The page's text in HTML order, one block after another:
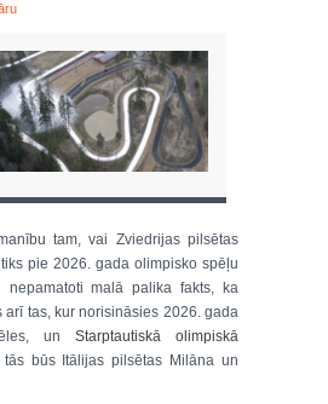
tam, vai Zviedrijas pilsētas
pie 2026. gada olimpisko spēļu
nepamatoti malā palika fakts, ka
arī tas, kur norisināsies 2026. gada
un Starptautiskā olimpiskā
būs Itālijas pilsētas Milāna un